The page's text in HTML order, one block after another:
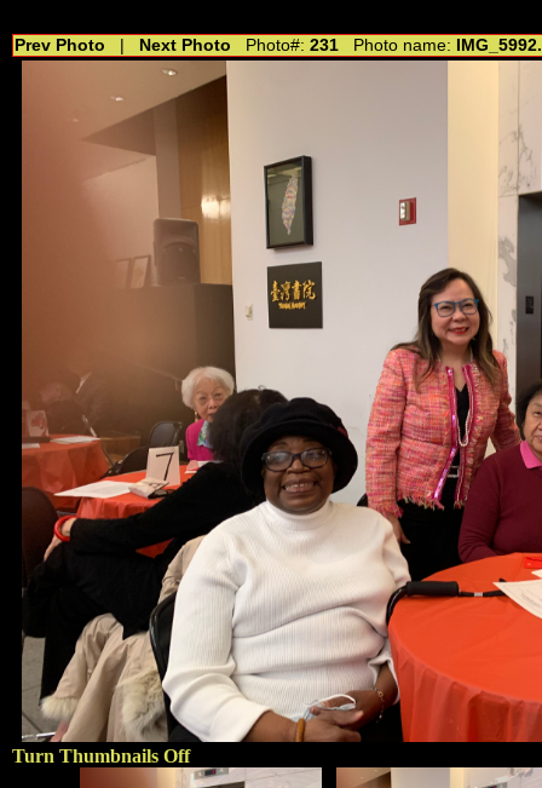
Prev Photo Next Photo Photo#: 231 Photo name:
Turn Thumbnails Off